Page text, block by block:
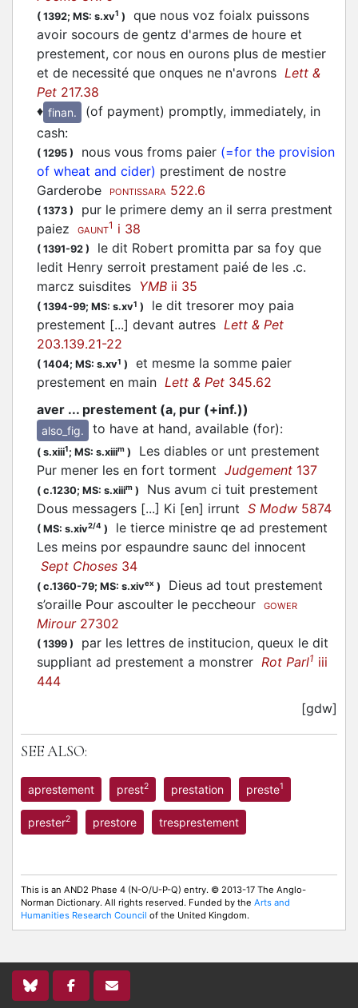
( 1392; MS: s.xv1 )
que nous voz foialx puissons
avoir socours de gentz d'armes de houre et
prestement, cor nous en ourons plus de mestier
et de necessité que onques ne n'avrons Lett &
Pet 217.38
♦ finan.
(of payment) promptly, immediately, in
cash:
( 1295 ) nous vous froms paier (=for the provision
of wheat and cider) prestiment de nostre
Garderobe
PONTISSARA 522.6
( 1373 )
pur le primere demy an il serra prestment
paiez
GAUNT1 i 38
( 1391-92 )
le dit Robert promitta par sa foy que
ledit Henry serroit prestament paié de les .c.
marcz suisdites YMB ii 35
( 1394-99; MS: s.xv1 )
le dit tresorer moy paia
prestement [...] devant autres Lett & Pet
203.139.21-22
( 1404; MS: s.xv1 )
et mesme la somme paier
prestement en main Lett & Pet 345.62
aver ... prestement (a, pur (+inf.))
also_fig. to have at hand, available (for):
( s.xiii1; MS: s.xiiim )
Les diables or unt prestement
Pur mener les en fort torment Judgement 137
( c.1230; MS: s.xiiim )
Nus avum ci tuit prestement
Dous messagers [...] Ki [en] irrunt S Modw 5874
( MS: s.xiv2/4 )
le tierce ministre qe ad prestement
Les meins por espaundre saunc del innocent
Sept Choses 34
( c.1360-79; MS: s.xivex )
Dieus ad tout prestement
s’oraille Pour ascoulter le peccheour
GOWER
Mirour27302
( 1399 )
par les lettres de institucion, queux le dit
suppliant ad prestement a monstrer Rot Parl1 iii
444
[gdw]
SEE ALSO:
aprestement prest2 prestation preste1
prester2 prestore tresprestement
This is an AND2 Phase 4 (N-O/U-P-Q) entry. © 2013-17 The Anglo-
Norman Dictionary. All rights reserved. Funded by the Arts and
Humanities Research Council of the United Kingdom.